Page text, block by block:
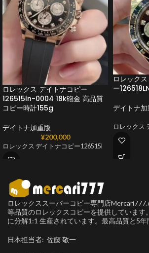
ロレックス デイトナコピー
126515ln-0004 18k砲金 高品質
コピー時計155g
デイトナ加重版
¥200,000
ロレックス デイトナコピー126515l
ロレック
ー
デイトナ加
ロレックス
ロレックススーパーコピー専門店
等品質のロレックスコピーを提供しています
に分解1:1 生産されています。最高品質と5年
日本担当者: 佐藤 敬一